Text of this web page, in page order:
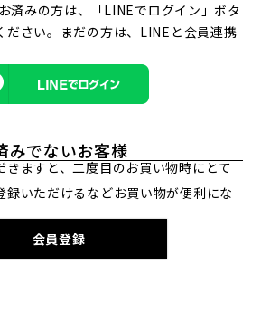
済みの方は、「LINEでログイン」ボタ
さい。まだの方は、 LINEと会員連携
みでないお客様
ますと、二度目のお買い物時にとて
録いただけるなどお買い物が便利にな
会員登録